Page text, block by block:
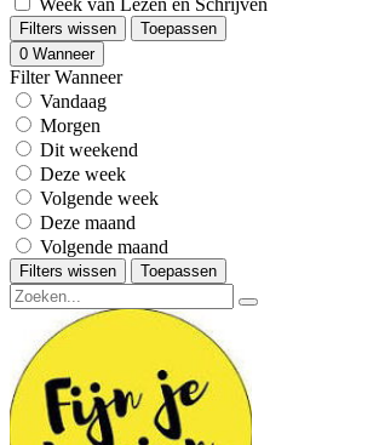
Week van Lezen en Schrijven
Filters wissen
Toepassen
0 Wanneer
Filter Wanneer
Vandaag
Morgen
Dit weekend
Deze week
Volgende week
Deze maand
Volgende maand
Filters wissen Toepassen